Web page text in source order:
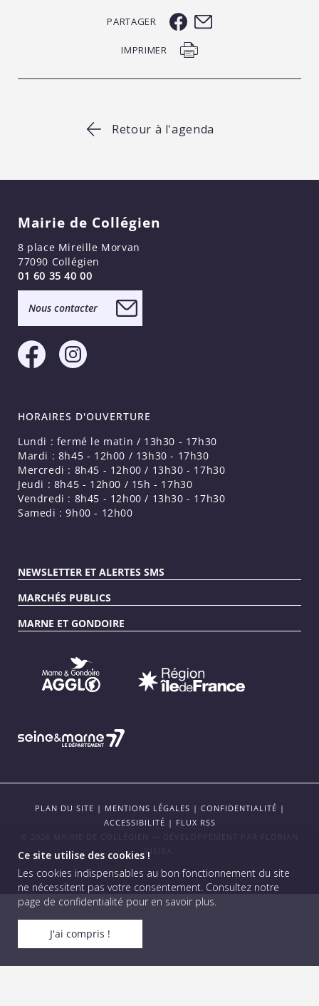
Ce site utilise des cookies !
Les cookies indispensables au bon fonctionnement du site
ne nécessitent pas votre consentement. Consultez notre
page de confidentialité pour en savoir plus.
J'ai compris !
PARTAGER
IMPRIMER
Retour à l'agenda
Mairie de Collégien
8 place Mireille Morvan
77090 Collégien
01 60 35 40 00
Nous contacter
HORAIRES D'OUVERTURE
Lundi : fermé le matin / 13h30 - 17h30
Mardi : 8h45 - 12h00 / 13h30 - 17h30
Mercredi : 8h45 - 12h00 / 13h30 - 17h30
Jeudi : 8h45 - 12h00 / 15h - 17h30
Vendredi : 8h45 - 12h00 / 13h30 - 17h30
Samedi : 9h00 - 12h00
NEWSLETTER ET ALERTES SMS
MARCHÉS PUBLICS
MARNE ET GONDOIRE
PLAN DU SITE | MENTIONS LÉGALES | CONFIDENTIALITÉ |
ACCESSIBILITÉ | FLUX RSS
VIEIRA